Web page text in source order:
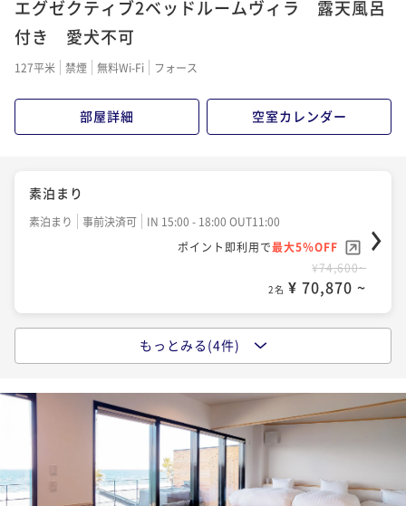
ポイント即利用で最大5％OFF
夕朝食付き（オードブル＆淡路和牛BBQセット）
ポイント即利用で最大5％OFF
¥ 91,770 ~
エグゼクティブ2ベッドルームヴィラ 露天風呂
付き 愛犬不可
127平米 禁煙 無料Wi-Fi フォース
部屋詳細 空室カレンダー
素泊まり
素泊まり 事前決済可
IN 15:00 - 18:00 OUT11:00
ポイント即利用で最大5％OFF
¥74,600~
2名 ¥ 70,870 ~
夕食付き（【7席限定】カウンターダイニングで味わう
夕食付き 事前決済可
IN 15:00 - 18:00 OUT11:00
ポイント即利用で最大5％OFF
¥74,600~
もっとみる(4件)